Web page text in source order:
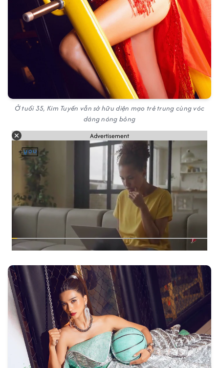
Ở tuổi 35, Kim Tuyến vẫn sở hữu diện mạo trẻ trung cùng vóc
dáng nóng bỏng
Advertisement